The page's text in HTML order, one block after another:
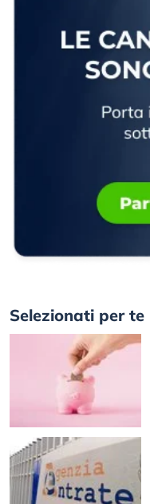
Selezionati per te